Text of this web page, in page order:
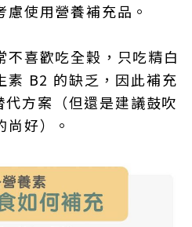
使用營養補充品。
不喜歡吃全穀，只吃精白
素 B2 的缺乏，因此補充
方案（但還是建議鼓吹
好）。